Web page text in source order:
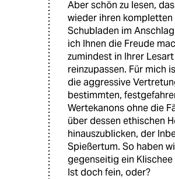
Aber schön zu lesen,
wieder ihren kompletten
Schubladen im
ich Ihnen die Freude
zumindest in Ihrer
reinzupassen. Für mich
die aggressive
bestimmten,
Wertekanons ohne die
über dessen ethischen
hinauszublicken, der
Spießertum. So haben
gegenseitig ein Klischee
Ist doch fein, oder?